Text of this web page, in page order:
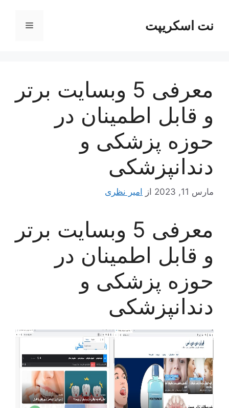
محتوانت اسکریپت فهرست
معرفی 5 وبسایت برتر
و قابل اطمینان در
حوزه پزشکی و
دندانپزشکی
مارس 11, 2023 از امیر نظری
معرفی 5 وبسایت برتر
و قابل اطمینان در
حوزه پزشکی و
دندانپزشکی